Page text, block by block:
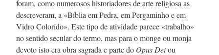
foram, como numerosos historiadores de arte religiosa as
descreveram, a «Bíblia em Pedra, em Pergaminho e em
Vidro Colorido». Este tipo de atividade parece «trabalho»
no sentido secular do termo, mas para o monge ou monja
devoto isto era obra sagrada e parte do Opus Deiou